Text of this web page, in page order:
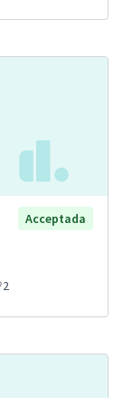
Acceptada
2